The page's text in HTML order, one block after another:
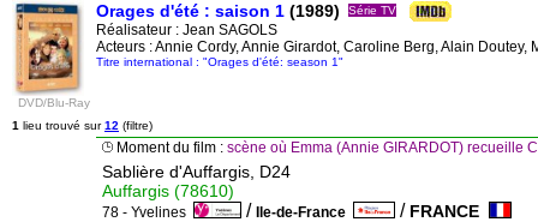
DVD/Blu-Ray
Orages d'été : saison 1 (1989) Série TV
Réalisateur : Jean SAGOLS
Acteurs : Annie Cordy, Annie Girardot, Caroline Berg, Alain Doutey,
Titre international : "Orages d'été: season 1"
1 lieu trouvé sur12 (filtre)
Moment du film : scène où Emma (Annie GIRARDOT) recueille
Sablière d'Auffargis, D24
Auffargis (78610)
78 - Yvelines / Ile-de-France / FRANCE